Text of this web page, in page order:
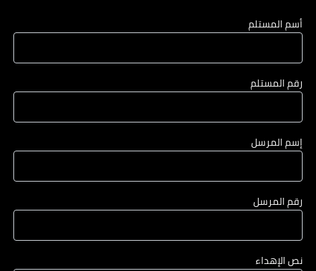
أسم المستلم
رقم المستلم
إسم المرسل
رقم المرسل
نص الإهداء